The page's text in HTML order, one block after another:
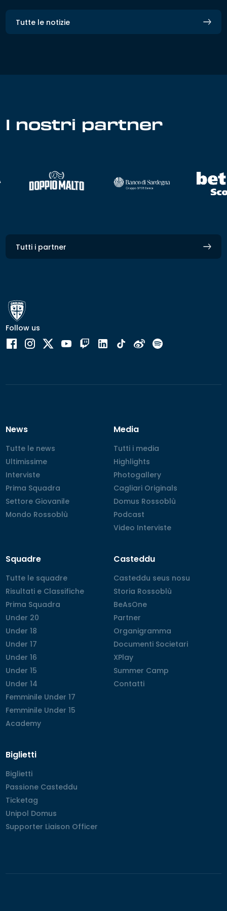
Tutte le notizie
I nostri partner
Tutti i partner
Follow us
News
Tutte le news
Tutte le news
Ultimissime
Ultimissime
Interviste
Interviste
Prima Squadra
Prima Squadra
Settore Giovanile
Settore Giovanile
Mondo Rossoblù
Mondo Rossoblù
Media
Tutti i media
Tutti i media
Highlights
Highlights
Photogallery
Photogallery
Cagliari Originals
Cagliari Originals
Domus Rossoblù
Domus Rossoblù
Podcast
Podcast
Video Interviste
Video Interviste
Squadre
Tutte le squadre
Tutte le squadre
Risultati e Classifiche
Risultati e Classifiche
Prima Squadra
Prima Squadra
Under 20
Under 20
Under 18
Under 18
Under 17
Under 17
Under 16
Under 16
Under 15
Under 15
Under 14
Under 14
Femminile Under 17
Femminile Under 17
Femminile Under 15
Femminile Under 15
Academy
Academy
Casteddu
Casteddu seus nosu
Casteddu seus nosu
Storia Rossoblù
Storia Rossoblù
BeAsOne
BeAsOne
Partner
Partner
Organigramma
Organigramma
Documenti Societari
Documenti Societari
XPlay
XPlay
Summer Camp
Summer Camp
Contatti
Contatti
Biglietti
Biglietti
Biglietti
Passione Casteddu
Passione Casteddu
Ticketag
Ticketag
Unipol Domus
Unipol Domus
Supporter Liaison Officer
Supporter Liaison Officer